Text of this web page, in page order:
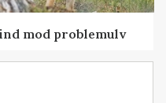
mod problemulv